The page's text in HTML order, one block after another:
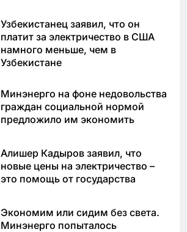
Узбекистанец заявил, что он
платит за электричество в США
намного меньше, чем в
Узбекистане
Минэнерго на фоне недовольства
граждан социальной нормой
предложило им экономить
Алишер Кадыров заявил, что
новые цены на электричество –
это помощь от государства
Экономим или сидим без света.
Минэнерго попыталось